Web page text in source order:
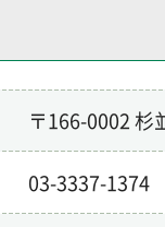
〒166-0002 杉
03-3337-1374